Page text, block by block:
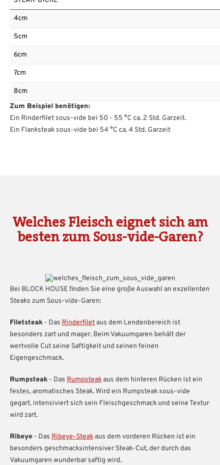
4cm
5cm
6cm
7cm
8cm
Zum Beispiel benötigen:
Ein Rinderfilet sous-vide bei 50 - 55 °C ca. 2 Std. Garzeit.
Ein Flanksteak sous-vide bei 54 °C ca. 4 Std. Garzeit
Welches Fleisch eignet sich am
besten zum Sous-vide-Garen?
Bei BLOCK HOUSE finden Sie eine große Auswahl an exzellenten
Steaks zum Sous-vide-Garen:
Filetsteak - Das Rinderfiletaus dem Lendenbereich ist
besonders zart und mager. Beim Vakuumgaren behält der
wertvolle Cut seine Saftigkeit und seinen feinen
Eigengeschmack.
Rumpsteak - Das Rumpsteakaus dem hinteren Rücken ist ein
festes, aromatisches Steak. Wird ein Rumpsteak sous-vide
gegart, intensiviert sich sein Fleischgeschmack und seine Textur
wird zart.
Ribeye - Das Ribeye-Steakaus dem vorderen Rücken ist ein
besonders geschmacksintensiver Steak-Cut, der durch das
Vakuumgaren wunderbar saftig wird.